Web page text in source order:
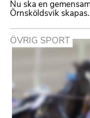
Nu ska en
Örnsköldsvik skapas.
ÖVRIG SPORT